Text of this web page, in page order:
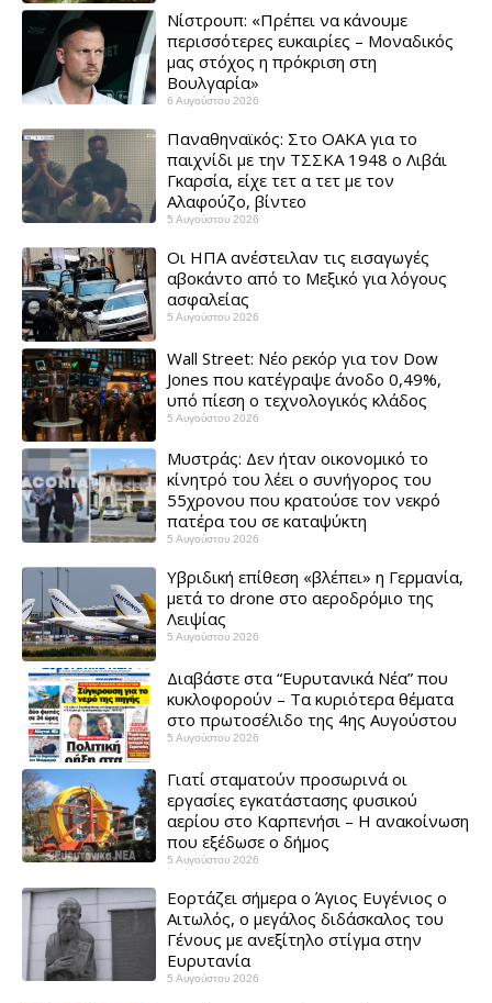
Νίστρουπ: «Πρέπει να κάνουμε
περισσότερες ευκαιρίες – Μοναδικός
μας στόχος η πρόκριση στη
Βουλγαρία» ​
6 Αυγούστου 2026
Παναθηναϊκός: Στο ΟΑΚΑ για το
παιχνίδι με την ΤΣΣΚΑ 1948 ο Λιβάι
Γκαρσία, είχε τετ α τετ με τον
Αλαφούζο, βίντεο
5 Αυγούστου 2026
Οι ΗΠΑ ανέστειλαν τις εισαγωγές
αβοκάντο από το Μεξικό για λόγους
ασφαλείας
5 Αυγούστου 2026
Wall Street: Νέο ρεκόρ για τον Dow
Jones που κατέγραψε άνοδο 0,49%,
υπό πίεση ο τεχνολογικός κλάδος
5 Αυγούστου 2026
Μυστράς: Δεν ήταν οικονομικό το
κίνητρό του λέει ο συνήγορος του
55χρονου που κρατούσε τον νεκρό
πατέρα του σε καταψύκτη
5 Αυγούστου 2026
Υβριδική επίθεση «βλέπει» η Γερμανία,
μετά το drone στο αεροδρόμιο της
Λειψίας
5 Αυγούστου 2026
Διαβάστε στα “Ευρυτανικά Νέα” που
κυκλοφορούν – Τα κυριότερα θέματα
στο πρωτοσέλιδο της 4ης Αυγούστου
5 Αυγούστου 2026
Γιατί σταματούν προσωρινά οι
εργασίες εγκατάστασης φυσικού
αερίου στο Καρπενήσι – Η ανακοίνωση
που εξέδωσε ο δήμος
5 Αυγούστου 2026
Εορτάζει σήμερα ο Άγιος Ευγένιος ο
Αιτωλός, ο μεγάλος διδάσκαλος του
Γένους με ανεξίτηλο στίγμα στην
Ευρυτανία
5 Αυγούστου 2026